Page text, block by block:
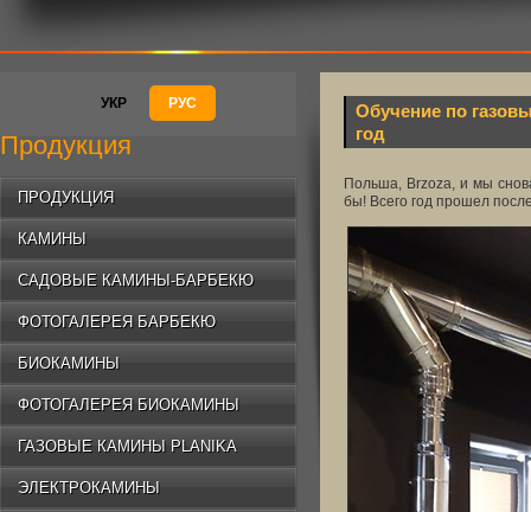
УКР РУС
Продукция
ПРОДУКЦИЯ
КАМИНЫ
САДОВЫЕ КАМИНЫ-БАРБЕКЮ
ФОТОГАЛЕРЕЯ БАРБЕКЮ
БИОКАМИНЫ
ФОТОГАЛЕРЕЯ БИОКАМИНЫ
ГАЗОВЫЕ КАМИНЫ PLANIKA
ЭЛЕКТРОКАМИНЫ
Обучение по
год
Польша, Brzoza, и мы
бы! Всего год прошел